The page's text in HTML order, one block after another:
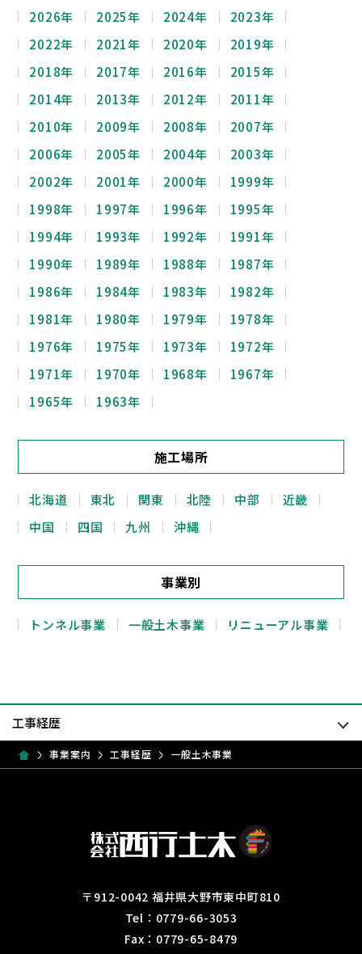
2026年 2025年 2024年
2023年
2022年
2021年 2020年
2019年
2018年
2017年 2016年
2015年
2014年
2013年 2012年
2011年
2010年
2009年 2008年
2007年
2006年
2005年 2004年
2003年
2002年
2001年 2000年
1999年
1998年
1997年 1996年
1995年
1994年
1993年 1992年
1991年
1990年
1989年 1988年
1987年
1986年
1984年 1983年
1982年
1981年
1980年 1979年
1978年
1976年
1975年 1973年
1972年
1971年
1970年 1968年
1967年
1965年
1963年
施工場所
北海道 東北 関東 北陸 中部
近畿
中国
四国 九州 沖縄
事業別
トンネル事業 一般土木事業 リニューアル事業
事業案内 工事経歴 一般土木事業
〒912-0042 福井県大野市東中町810
Tel：0779-66-3053
Fax：0779-65-8479